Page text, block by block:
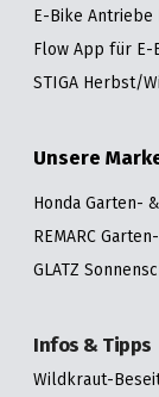
E-Bike
Flow App für E-
STIGA Herbst/
Unsere
Honda Garten-
REMARC
GLATZ
Infos & Tipps
Wildkraut-